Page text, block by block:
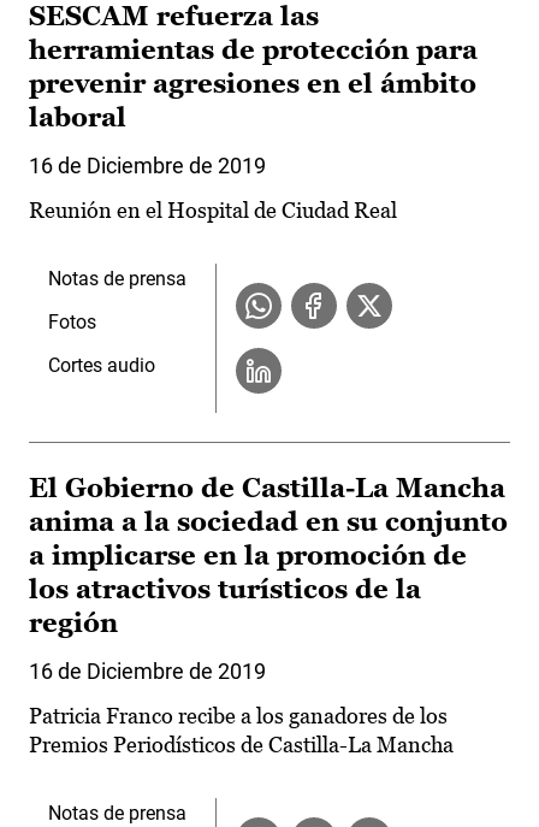
SESCAM refuerza las
herramientas de protección para
prevenir agresiones en el ámbito
laboral
16 de Diciembre de 2019
Reunión en el Hospital de Ciudad Real
Notas de prensa
Fotos
Cortes audio
El Gobierno de Castilla-La Mancha
anima a la sociedad en su conjunto
a implicarse en la promoción de
los atractivos turísticos de la
región
16 de Diciembre de 2019
Patricia Franco recibe a los ganadores de los
Premios Periodísticos de Castilla-La Mancha
Notas de prensa